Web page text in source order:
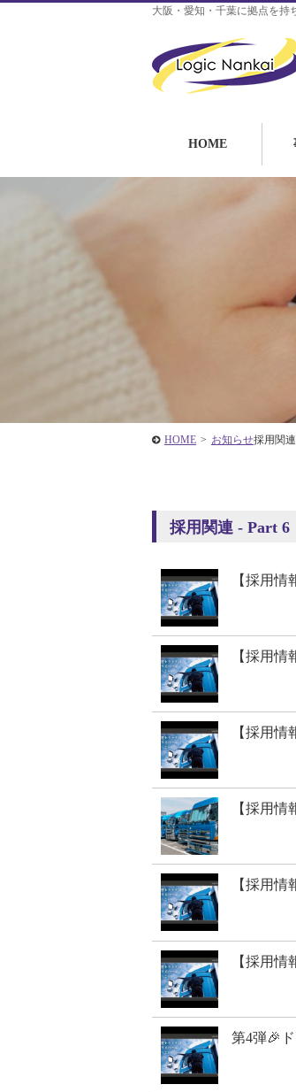
大阪・愛知・千葉に拠点を持
HOME
HOME > お知らせ採用関連
採用関連 - Part 6
【採用
【採用
【採用
【採用
【採用
【採用
第4弾🎉